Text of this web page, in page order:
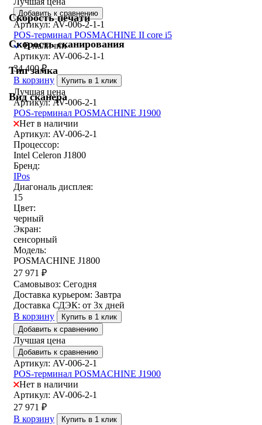
Скорость печати
Скорость сканирования
Тип замка
Вид сканера
Добавить к сравнению
Артикул: AV-006-2-1-1
POS-терминал POSMACHINE II core i5
В наличии
Артикул: AV-006-2-1-1
34 400₽
В корзину
Купить в 1 клик
Лучшая цена
Артикул: AV-006-2-1
POS-терминал POSMACHINE J1900
Нет в наличии
Артикул: AV-006-2-1
Процессор:
Intel Celeron J1800
Бренд:
IPos
Диагональ дисплея:
15
Цвет:
черный
Экран:
сенсорный
Модель:
POSMACHINE J1800
27 971 ₽
Самовывоз: Сегодня
Доставка курьером: Завтра
Доставка СДЭК: от 3х дней
В корзину
Купить в 1 клик
Добавить к сравнению
Лучшая цена
Добавить к сравнению
Артикул: AV-006-2-1
POS-терминал POSMACHINE J1900
Нет в наличии
Артикул: AV-006-2-1
27 971 ₽
В корзину
Купить в 1 клик